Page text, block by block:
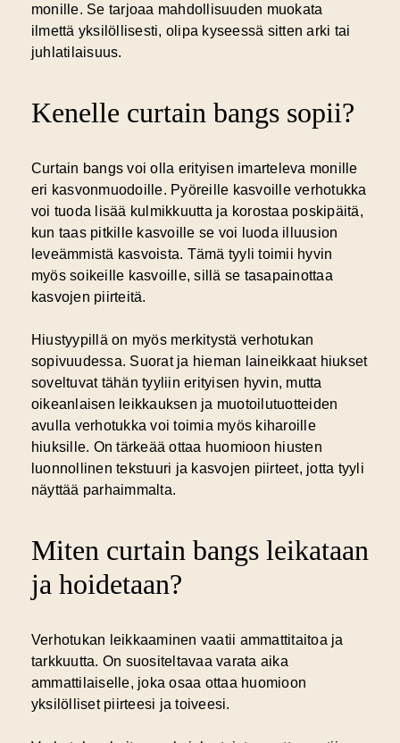
monille. Se tarjoaa mahdollisuuden muokata
ilmettä yksilöllisesti, olipa kyseessä sitten arki tai
juhlatilaisuus.
Kenelle curtain bangs sopii?
Curtain bangs voi olla erityisen imarteleva monille
eri kasvonmuodoille. Pyöreille kasvoille verhotukka
voi tuoda lisää kulmikkuutta ja korostaa poskipäitä,
kun taas pitkille kasvoille se voi luoda illuusion
leveämmistä kasvoista. Tämä tyyli toimii hyvin
myös soikeille kasvoille, sillä se tasapainottaa
kasvojen piirteitä.
Hiustyypillä on myös merkitystä verhotukan
sopivuudessa. Suorat ja hieman laineikkaat hiukset
soveltuvat tähän tyyliin erityisen hyvin, mutta
oikeanlaisen leikkauksen ja muotoilutuotteiden
avulla verhotukka voi toimia myös kiharoille
hiuksille. On tärkeää ottaa huomioon hiusten
luonnollinen tekstuuri ja kasvojen piirteet, jotta tyyli
näyttää parhaimmalta.
Miten curtain bangs leikataan
ja hoidetaan?
Verhotukan leikkaaminen vaatii ammattitaitoa ja
tarkkuutta. On suositeltavaa varata aika
ammattilaiselle, joka osaa ottaa huomioon
yksilölliset piirteesi ja toiveesi.